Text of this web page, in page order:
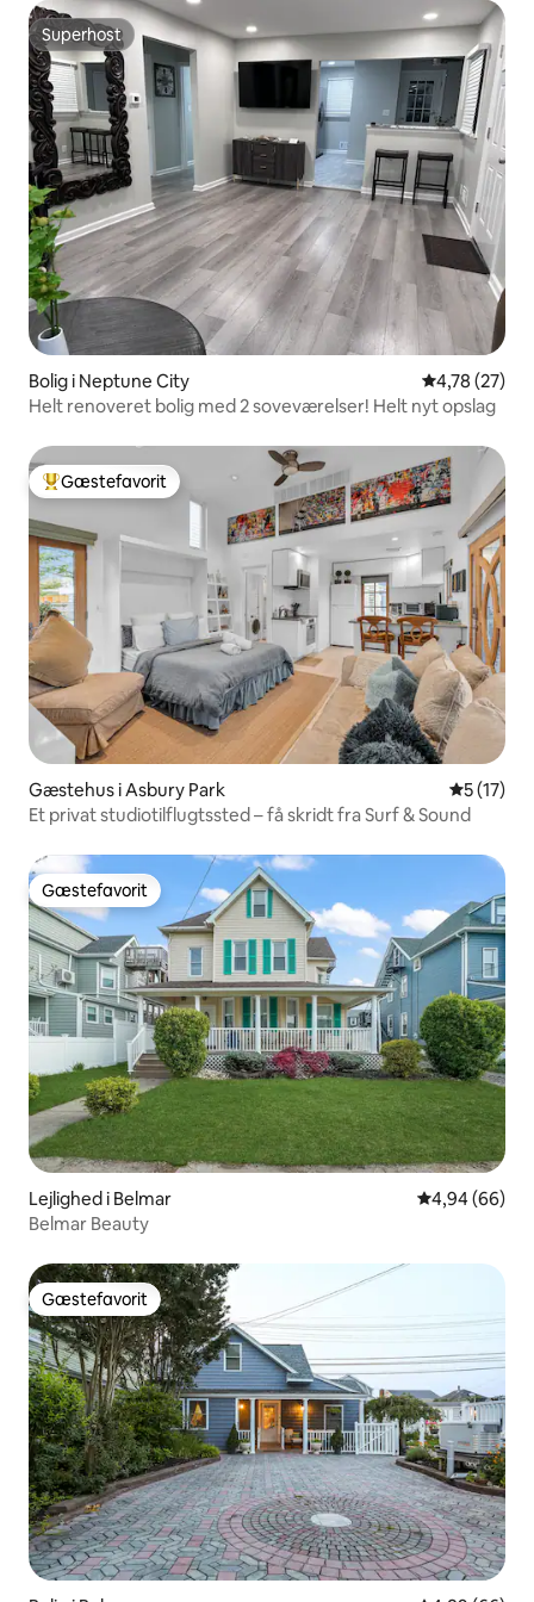
Superhost
Superhost
Bolig i Neptune City 4,78 ud af 5
4,78 (27)
Helt renoveret bolig med 2 soveværelser! Helt nyt opslag
Bedste gæstefavorit
Gæstefavorit
Gæstehus i Asbury Park 5 ud af 5
5 (17)
Et privat studiotilflugtssted – få skridt fra Surf & Sound
Gæstefavorit
Gæstefavorit
Lejlighed i Belmar 4,94 ud af 5 i
4,94 (66)
Belmar Beauty
Gæstefavorit
Gæstefavorit